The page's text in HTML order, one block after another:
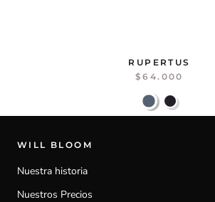
RUPERTUS
$64.000
WILL BLOOM
Nuestra historia
Nuestros Precios